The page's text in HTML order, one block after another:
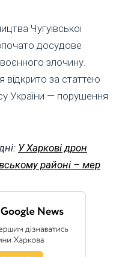
Чугуївської
досудове
злочину.
за статтею
України — порушення
У Харкові дрон
районі – мер